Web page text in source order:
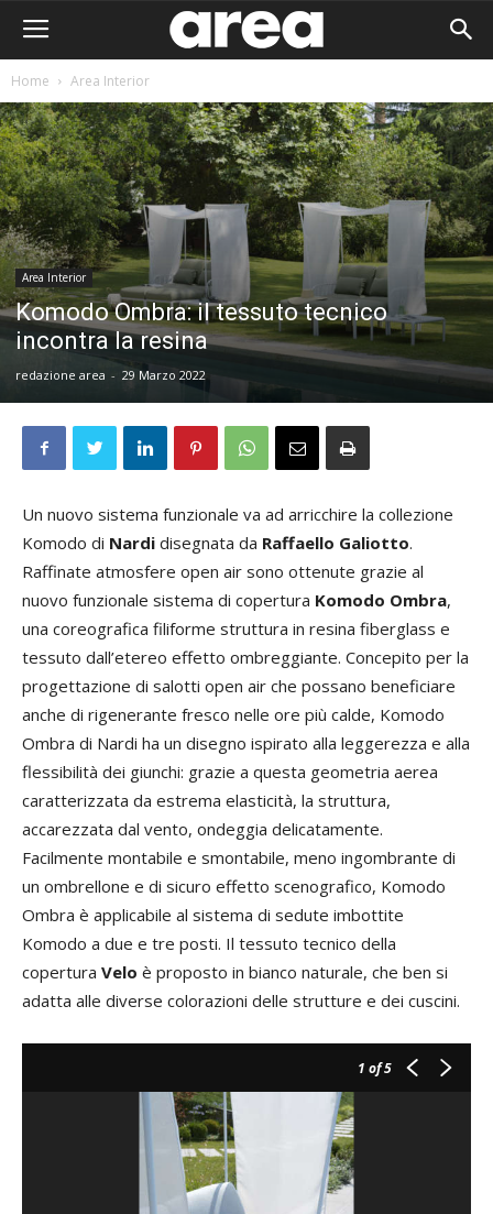
Home Area Interior
Area Interior
Komodo Ombra: il tessuto tecnico
incontra la resina
redazione area - 29 Marzo 2022
Un nuovo sistema funzionale va ad arricchire la collezione
Komodo di Nardi disegnata da Raffaello Galiotto.
Raffinate atmosfere open air sono ottenute grazie al
nuovo funzionale sistema di copertura Komodo Ombra,
una coreografica filiforme struttura in resina fiberglass e
tessuto dall’etereo effetto ombreggiante. Concepito per la
progettazione di salotti open air che possano beneficiare
anche di rigenerante fresco nelle ore più calde, Komodo
Ombra di Nardi ha un disegno ispirato alla leggerezza e alla
flessibilità dei giunchi: grazie a questa geometria aerea
caratterizzata da estrema elasticità, la struttura,
accarezzata dal vento, ondeggia delicatamente.
Facilmente montabile e smontabile, meno ingombrante di
un ombrellone e di sicuro effetto scenografico, Komodo
Ombra è applicabile al sistema di sedute imbottite
Komodo a due e tre posti. Il tessuto tecnico della
copertura Velo è proposto in bianco naturale, che ben si
adatta alle diverse colorazioni delle strutture e dei cuscini.
1 of 5